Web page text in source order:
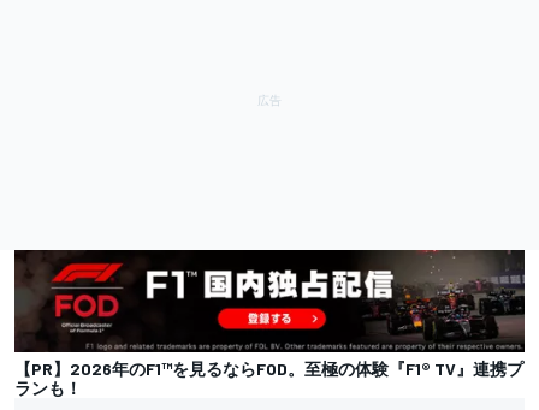
【PR】2026年のF1™を見るならFOD。至極の体験『F1® TV』連携プ
ランも！